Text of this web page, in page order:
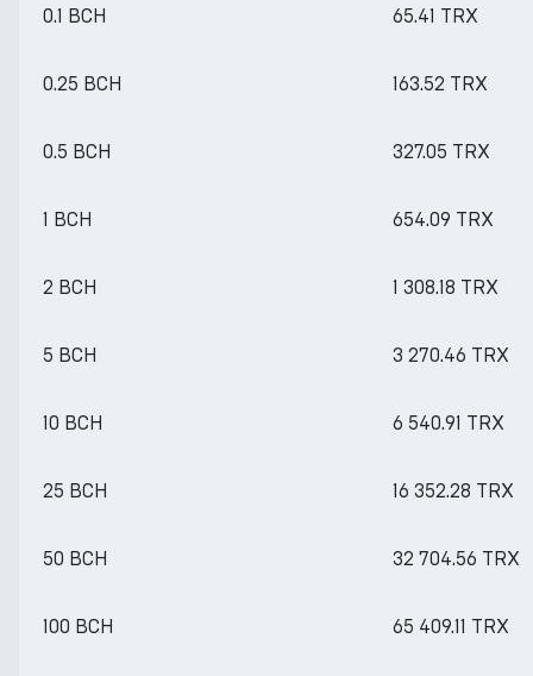
0.1 BCH 65.41 TRX
0.25 BCH 163.52 TRX
0.5 BCH 327.05 TRX
1 BCH 654.09 TRX
2 BCH 1 308.18 TRX
5 BCH 3 270.46 TRX
10 BCH 6 540.91 TRX
25 BCH 16 352.28 TRX
50 BCH 32 704.56 TRX
100 BCH 65 409.11 TRX